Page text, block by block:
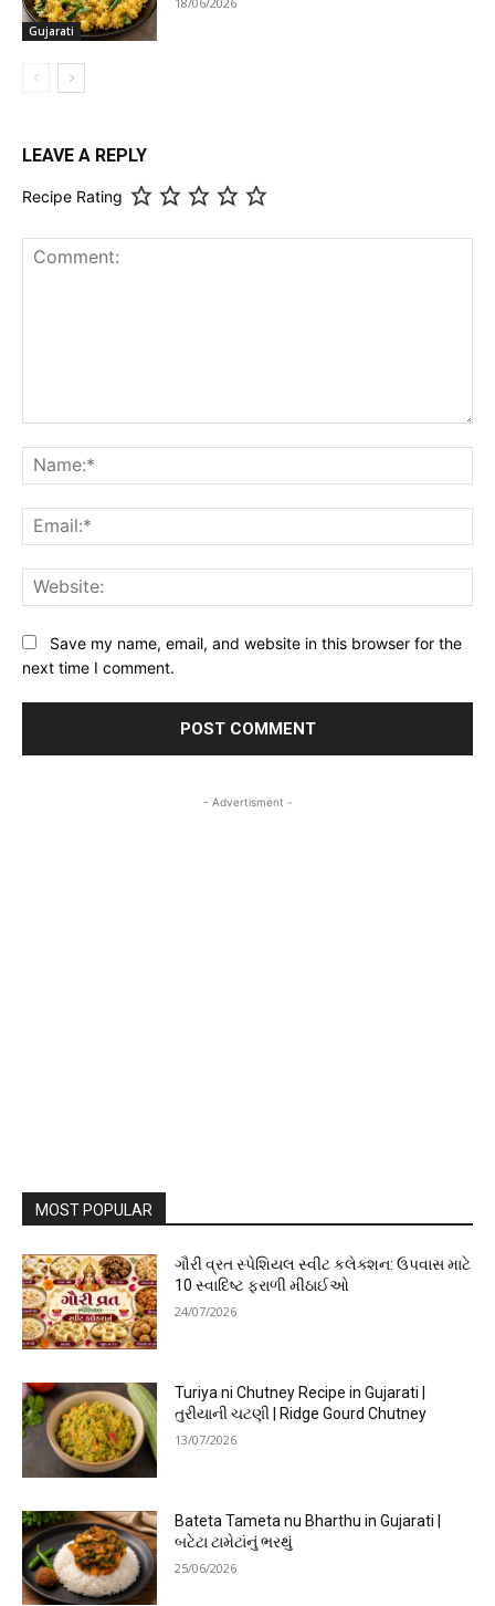
Gujarati
LEAVE A REPLY
Recipe Rating
Save my name, email, and website in this browser for the
next time I comment.
- Advertisment -
MOST POPULAR
ગૌરી વ્રત સ્પેશિયલ સ્વીટ કલેક્શન: ઉપવાસ માટે
10 સ્વાદિષ્ટ ફરાળી મીઠાઈઓ
24/07/2026
Turiya ni Chutney Recipe in Gujarati |
તુરીયાની ચટણી | Ridge Gourd Chutney
13/07/2026
Bateta Tameta nu Bharthu in Gujarati |
બટેટા ટામેટાંનું ભરથું
25/06/2026